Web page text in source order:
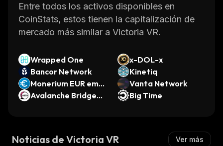
Entre todos los activos disponibles en
CoinStats, estos tienen la capitalización de
mercado más similar a Victoria VR.
Wrapped One
x-DOL-x
Bancor Network
Kinetiq
Monerium EUR emo
ney [OLD]
Vanta Network
Avalanche Bridged
Big Time
Noticias de Victoria VR Ver más